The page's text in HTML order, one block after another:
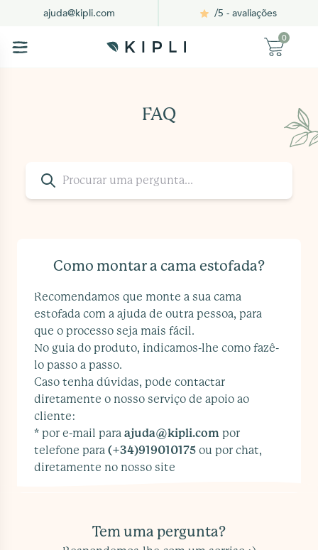
ajuda@kipli.com /5 - avaliações
0
FAQ
Como montar a cama estofada?
Recomendamos que monte a sua cama
estofada com a ajuda de outra pessoa, para
que o processo seja mais fácil.
No guia do produto, indicamos-lhe como fazê-
lo passo a passo.
Caso tenha dúvidas, pode contactar
diretamente o nosso serviço de apoio ao
cliente:
* por e-mail para ajuda@kipli.com por
telefone para (+34)919010175 ou por chat,
diretamente no nosso site
Tem uma pergunta?